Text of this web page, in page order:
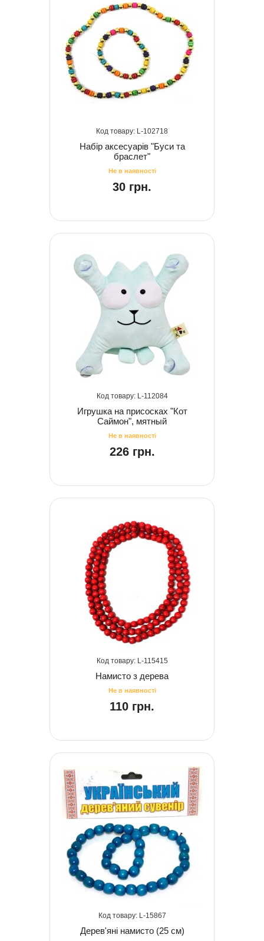
102718
Набір аксесуарів "Буси та
браслет"
30 грн.
112084
Игрушка на присосках "Кот
Саймон", мятный
226 грн.
115415
Намисто з дерева
110 грн.
15867
Дерев'яні намисто (25 см)